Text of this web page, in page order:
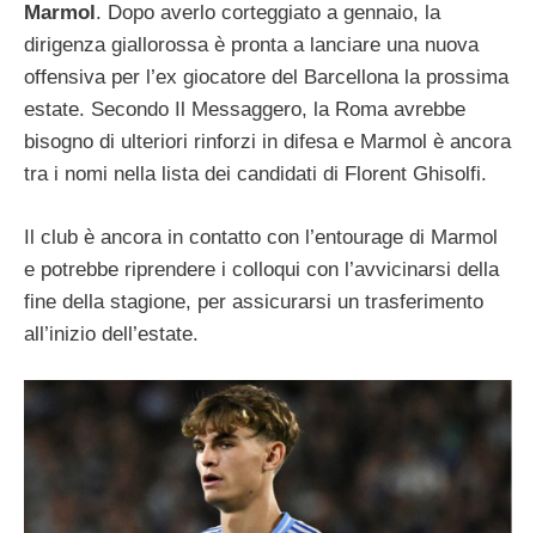
Marmol . Dopo averlo corteggiato a gennaio, la
dirigenza giallorossa è pronta a lanciare una nuova
offensiva per l’ex giocatore del Barcellona la prossima
estate. Secondo Il Messaggero, la Roma avrebbe
bisogno di ulteriori rinforzi in difesa e Marmol è ancora
tra i nomi nella lista dei candidati di Florent Ghisolfi.
Il club è ancora in contatto con l’entourage di Marmol
e potrebbe riprendere i colloqui con l’avvicinarsi della
fine della stagione, per assicurarsi un trasferimento
all’inizio dell’estate.